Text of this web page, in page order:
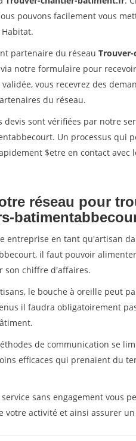
pouvons facilement vous
partenaire du réseau
notre formulaire pour
vous recevrez des
du réseau.
devis sont vérifiées par notre
Un processus qui
$etre en contact
réseau pour
entreprise en tant qu'artisan
il faut pouvoir
son chiffre d'affaires.
le bouche à oreille peut
il faudra obligatoirement
de communication se
efficaces qui prenaient du
sans engagement vous
votre activité et ainsi assurer